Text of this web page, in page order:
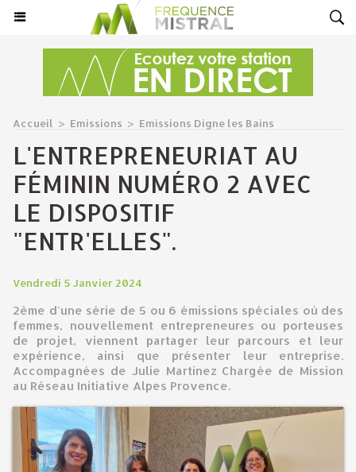
Accueil > Emissions > Emissions Digne les Bains
L'ENTREPRENEURIAT AU
FÉMININ NUMÉRO 2 AVEC
LE DISPOSITIF
"ENTR'ELLES".
Vendredi 5 Janvier 2024
2ème d'une série de 5 ou 6 émissions spéciales où des
femmes, nouvellement entrepreneures ou porteuses
de projet, viennent partager leur parcours et leur
expérience, ainsi que présenter leur entreprise.
Accompagnées de Julie Martinez Chargée de Mission
au Réseau Initiative Alpes Provence.